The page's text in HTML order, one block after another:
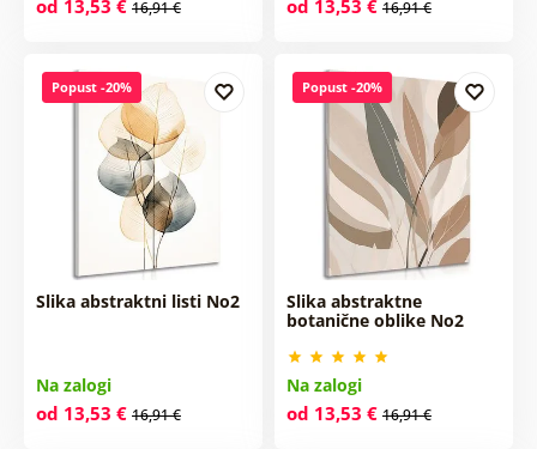
od 13,53 € 16,91 € od 13,53 € 16,91 €
Popust -20%
Slika abstraktni listi No2
Na zalogi
od 13,53 € 16,91 €
Popust -20%
Slika abstraktne
botanične oblike No2
Na zalogi
od 13,53 € 16,91 €